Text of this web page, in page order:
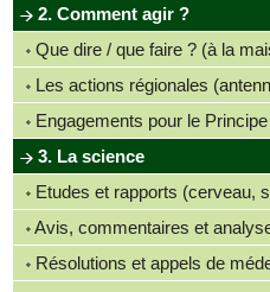
2. Comment agir ?
Que dire / que faire ? (à la
Les actions régionales
Engagements pour le
3. La science
Etudes et rapports (cerveau,
Avis, commentaires et
Résolutions et appels de